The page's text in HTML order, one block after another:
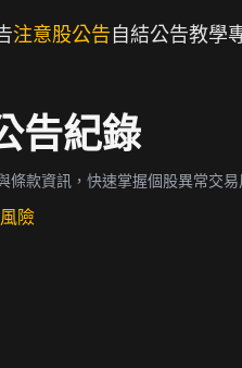
注意股公告 自結公告教學
告紀錄
條款資訊，快速掌握個股異常交易
險